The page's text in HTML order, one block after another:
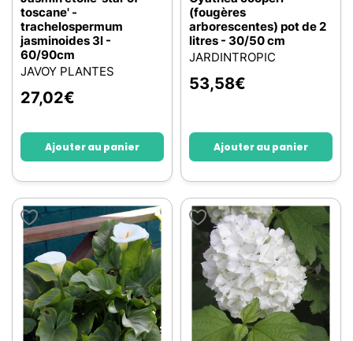
toscane' -
trachelospermum
jasminoides 3l -
60/90cm
JAVOY PLANTES
27,02€
Ajouter au panier
(fougères
arborescentes) pot de 2
litres - 30/50 cm
JARDINTROPIC
53,58€
Ajouter au panier